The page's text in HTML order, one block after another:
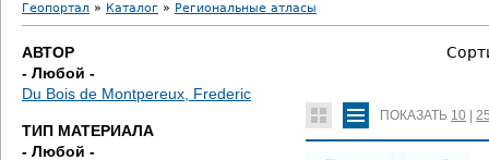
В
ы
з
Геопортал » Каталог » Региональные атласы
АВТОР
- Любой -
Du Bois de Montpereux, Frederic
ТИП МАТЕРИАЛА
- Любой -
ПОКАЗАТЬ 10